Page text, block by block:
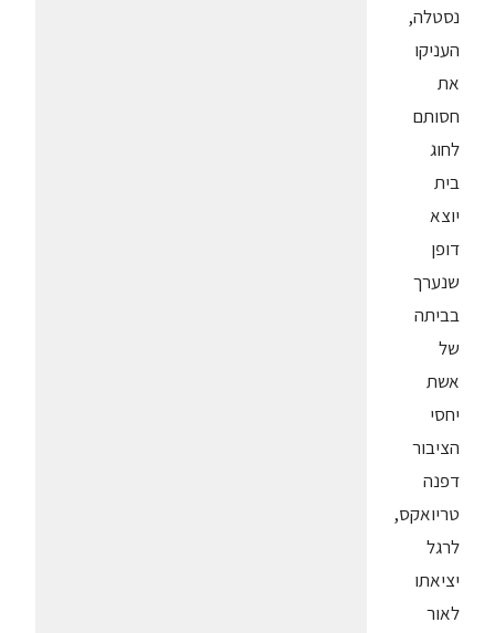
נסטלה,
העניקו
את
חסותם
לחוג
בית
יוצא
דופן
שנערך
בביתה
של
אשת
יחסי
הציבור
דפנה
טריואקס,
לרגל
יציאתו
לאור